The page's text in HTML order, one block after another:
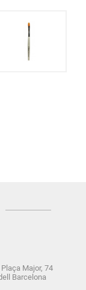
Major, 74
Barcelona